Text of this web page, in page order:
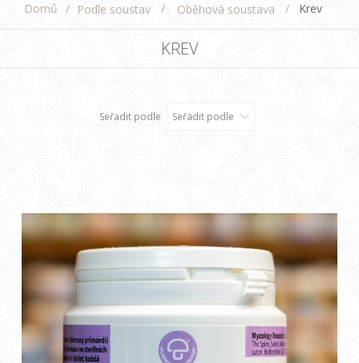
Domů / Podle soustav / Oběhová soustava / Krev
KREV
Seřadit podle Seřadit podle